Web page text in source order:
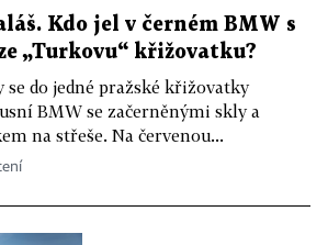
Kdo jel v černém BMW s
„Turkovu“ křižovatku?
se do jedné pražské křižovatky
BMW se začerněnými skly a
na střeše. Na červenou...